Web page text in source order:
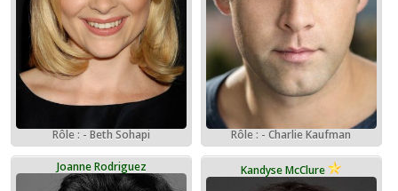
Rôle : - Beth Sohapi Rôle : - Charlie Kaufman
Joanne Rodriguez Kandyse McClure